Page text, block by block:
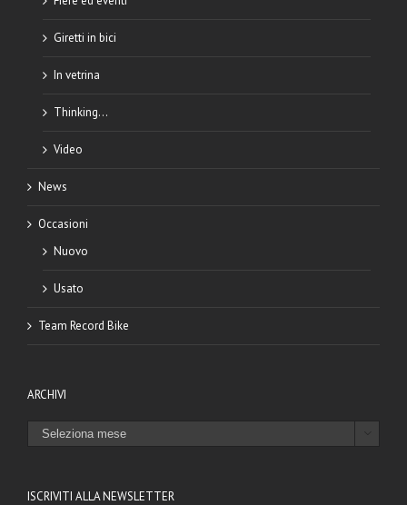
Giretti in bici
In vetrina
Thinking…
Video
News
Occasioni
Nuovo
Usato
Team Record Bike
ARCHIVI
ARCHIVI
ISCRIVITI ALLA NEWSLETTER